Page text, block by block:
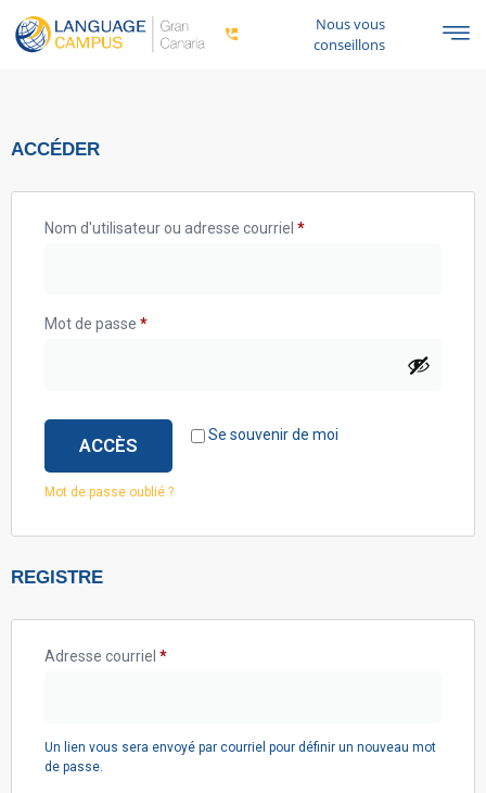
Nous vous
conseillons
ACCÉDER
Nom d'utilisateur ou adresse courriel *
Mot de passe *
Se souvenir de moi
ACCÈS
Mot de passe oublié ?
REGISTRE
Adresse courriel *
Un lien vous sera envoyé par courriel pour définir un nouveau mot
de passe.